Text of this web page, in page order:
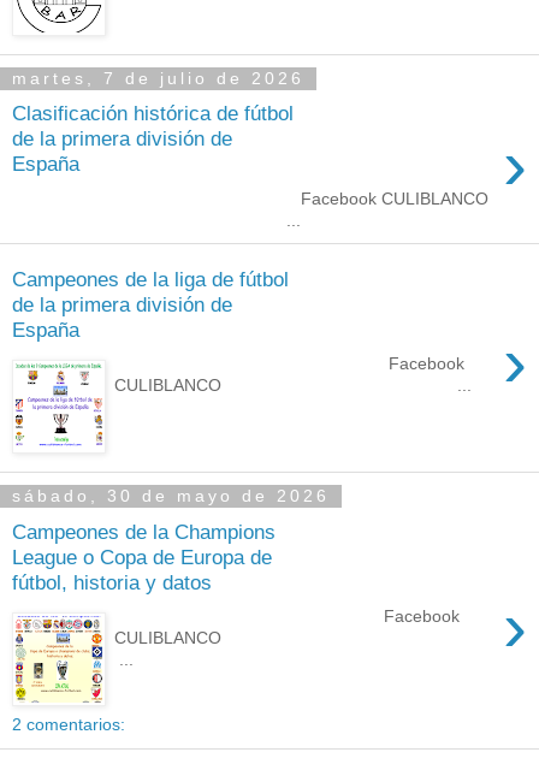
martes, 7 de julio de 2026
Clasificación histórica de fútbol
de la primera división de
España
›
Facebook CULIBLANCO
Campeones de la liga de fútbol
de la primera división de
España
›
Facebook
CULIBLANCO ...
sábado, 30 de mayo de 2026
Campeones de la Champions
League o Copa de Europa de
fútbol, historia y datos
›
Facebook
CULIBLANCO
2 comentarios: